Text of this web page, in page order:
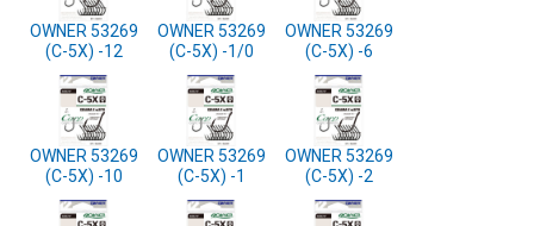
OWNER 53269
(C-5X) -12
OWNER 53269
(C-5X) -1/0
OWNER 53269
(C-5X) -6
OWNER 53269
(C-5X) -10
OWNER 53269
(C-5X) -1
OWNER 53269
(C-5X) -2